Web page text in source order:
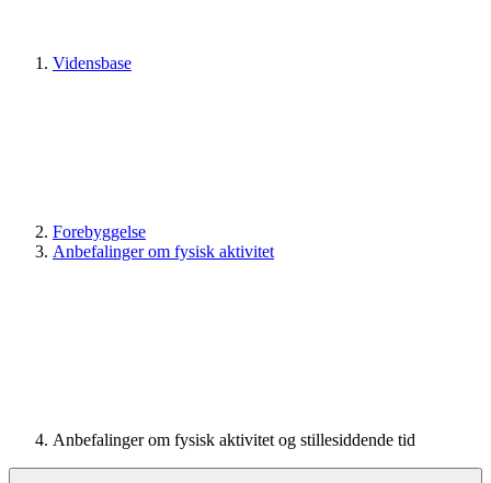
Vidensbase
Forebyggelse
Anbefalinger om fysisk aktivitet
Anbefalinger om fysisk aktivitet og stillesiddende tid